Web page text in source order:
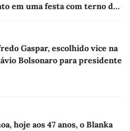
em uma festa com terno de
Gaspar, escolhido vice na
Bolsonaro para presidente
hoje aos 47 anos, o Blanka